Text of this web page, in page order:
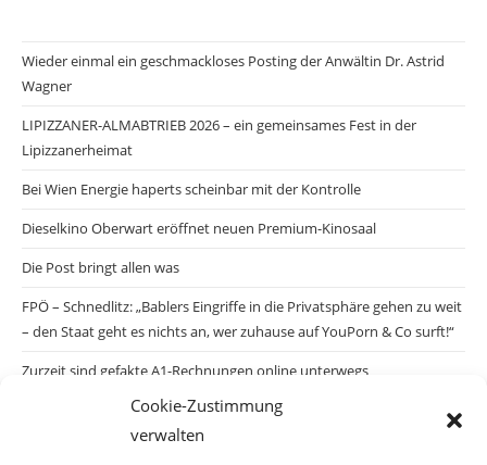
Cookie-Zustimmung
verwalten
Wieder einmal ein geschmackloses Posting der Anwältin Dr. Astrid
Wagner
LIPIZZANER-ALMABTRIEB 2026 – ein gemeinsames Fest in der
Lipizzanerheimat
Bei Wien Energie haperts scheinbar mit der Kontrolle
Dieselkino Oberwart eröffnet neuen Premium-Kinosaal
Die Post bringt allen was
FPÖ – Schnedlitz: „Bablers Eingriffe in die Privatsphäre gehen zu weit
– den Staat geht es nichts an, wer zuhause auf YouPorn & Co surft!“
Zurzeit sind gefakte A1-Rechnungen online unterwegs
Salzburgs Juden und ihre Sicherheit: „Erst nach einem Anschlag wäre
die Gefahr endlich konkret!“